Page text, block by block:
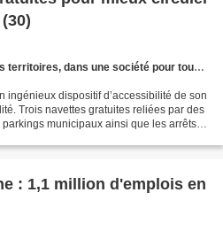
dans une société pour tous les âges
ingénieux dispositif d’accessibilité de son
Trois navettes gratuites reliées par des
municipaux ainsi que les arrêts
: 1,1 million d'emplois en